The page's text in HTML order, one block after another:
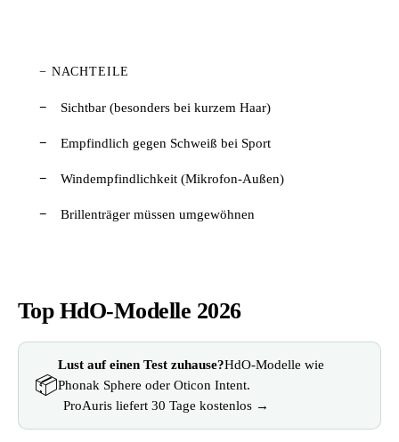
− NACHTEILE
Sichtbar (besonders bei kurzem Haar)
Empfindlich gegen Schweiß bei Sport
Windempfindlichkeit (Mikrofon-Außen)
Brillenträger müssen umgewöhnen
Top HdO-Modelle 2026
📦
Lust auf einen Test zuhause?HdO-Modelle wie
Phonak Sphere oder Oticon Intent.
ProAuris liefert 30 Tage kostenlos →